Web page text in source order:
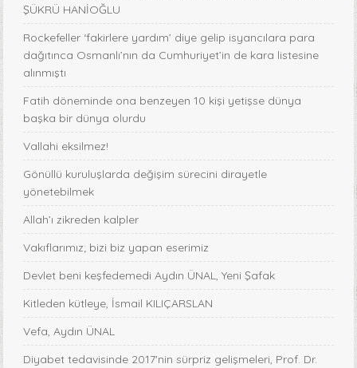
ŞÜKRÜ HANİOĞLU
Rockefeller ‘fakirlere yardım’ diye gelip isyancılara para
dağıtınca Osmanlı’nın da Cumhuriyet’in de kara listesine
alınmıştı
Fatih döneminde ona benzeyen 10 kişi yetişse dünya
başka bir dünya olurdu
Vallahi eksilmez!
Gönüllü kuruluşlarda değişim sürecini dirayetle
yönetebilmek
Allah’ı zikreden kalpler
Vakıflarımız; bizi biz yapan eserimiz
Devlet beni keşfedemedi Aydın ÜNAL, Yeni Şafak
Kitleden kütleye, İsmail KILIÇARSLAN
Vefa, Aydın ÜNAL
Diyabet tedavisinde 2017'nin sürpriz gelişmeleri, Prof. Dr.